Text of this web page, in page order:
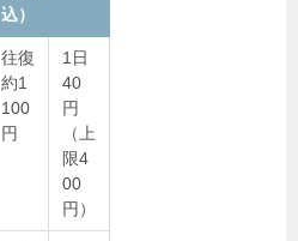
込）
往復
約1
100
円
1日
40
円
（上
限4
00
円）